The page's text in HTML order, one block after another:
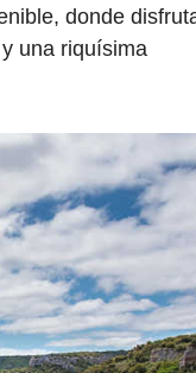
donde
una riquísima